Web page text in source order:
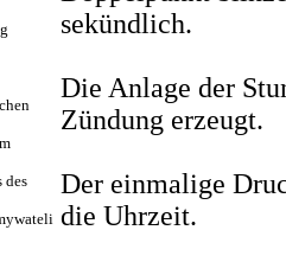
des
sekündlich.
Die Anlage der
Zündung erzeugt.
Der einmalige
die Uhrzeit.